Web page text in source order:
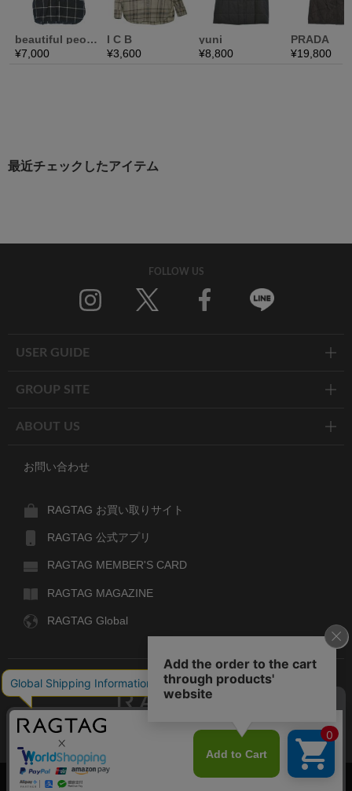
最近チェックしたアイテム
FOLLOW US
USER GUIDE
GROUP SITE
ABOUT US
お問い合わせ
RAGTAG お買い取りサイト
RAGTAG 公式アプリ
RAGTAG MEMBER'S CARD
RAGTAG MAGAZINE
RAGTAG Global
デザイナーズブランドのユーズド・セレクトショップ